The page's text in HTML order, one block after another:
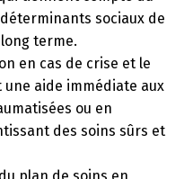
sociaux de
terme.
en cas de crise et le
aide immédiate aux
ou en
des soins sûrs et